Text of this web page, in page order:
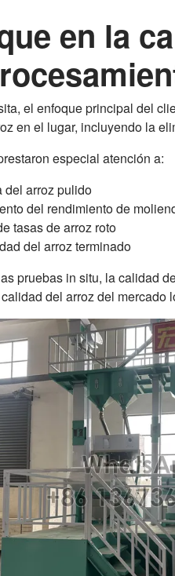
en la
el enfoque principal del
en el lugar, incluyendo la
especial atención a:
del arroz pulido
del rendimiento de
tasas de arroz roto
del arroz terminado
pruebas in situ, la calidad
del arroz del mercado